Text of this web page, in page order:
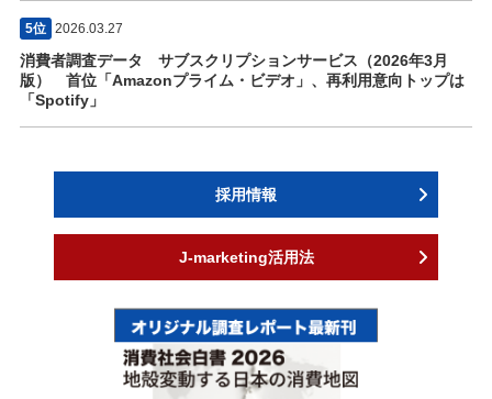
5位 2026.03.27
消費者調査データ サブスクリプションサービス（2026年3月
版） 首位「Amazonプライム・ビデオ」、再利用意向トップは
「Spotify」
採用情報
J-marketing活用法